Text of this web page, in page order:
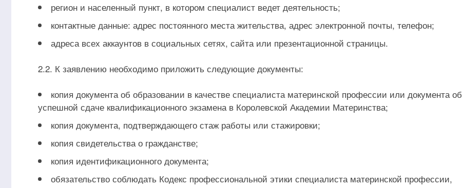
регион и населенный пункт, в котором специалист ведет деятельность;
контактные данные: адрес постоянного места жительства, адрес электронной почты, телефон;
адреса всех аккаунтов в социальных сетях, сайта или презентационной страницы.
2.2. К заявлению необходимо приложить следующие документы:
копия документа об образовании в качестве специалиста материнской профессии или документа об
успешной сдаче квалификационного экзамена в Королевской Академии Материнства;
копия документа, подтверждающего стаж работы или стажировки;
копия свидетельства о гражданстве;
копия идентификационного документа;
обязательство соблюдать Кодекс профессиональной этики специалиста материнской профессии,